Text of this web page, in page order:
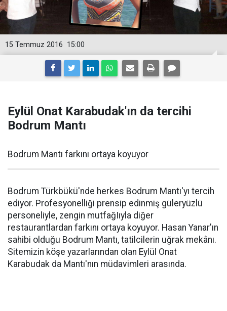
15:00
15 Temmuz 2016
Eylül Onat Karabudak'ın da tercihi
Bodrum Mantı
Bodrum Mantı farkını ortaya koyuyor
Bodrum Türkbükü'nde herkes Bodrum Mantı'yı tercih
ediyor. Profesyonelliği prensip edinmiş güleryüzlü
personeliyle, zengin mutfağIıyla diğer
restaurantlardan farkını ortaya koyuyor. Hasan Yanar'ın
sahibi olduğu Bodrum Mantı, tatilcilerin uğrak mekânı.
Sitemizin köşe yazarlarından olan Eylül Onat
Karabudak da Mantı'nın müdavimleri arasında.